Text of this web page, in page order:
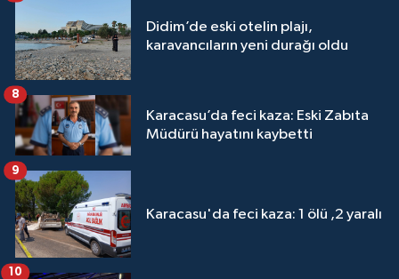
Didim’de eski otelin plajı,
karavancıların yeni durağı oldu
Karacasu’da feci kaza: Eski Zabıta
Müdürü hayatını kaybetti
8
Karacasu'da feci kaza: 1 ölü ,2 yaralı
9
10